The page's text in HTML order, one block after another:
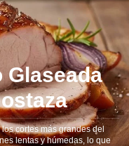
Glaseada
cortes más grandes del
lentas y húmedas, lo que